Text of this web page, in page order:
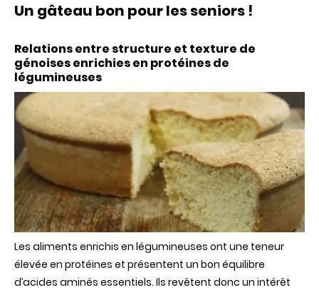
protéines
de
Un gâteau bon pour les seniors !
Relations entre structure et texture de
génoises enrichies en protéines de
légumineuses
Les aliments enrichis en légumineuses ont une teneur
élevée en protéines et présentent un bon équilibre
d’acides aminés essentiels. Ils revêtent donc un intérêt